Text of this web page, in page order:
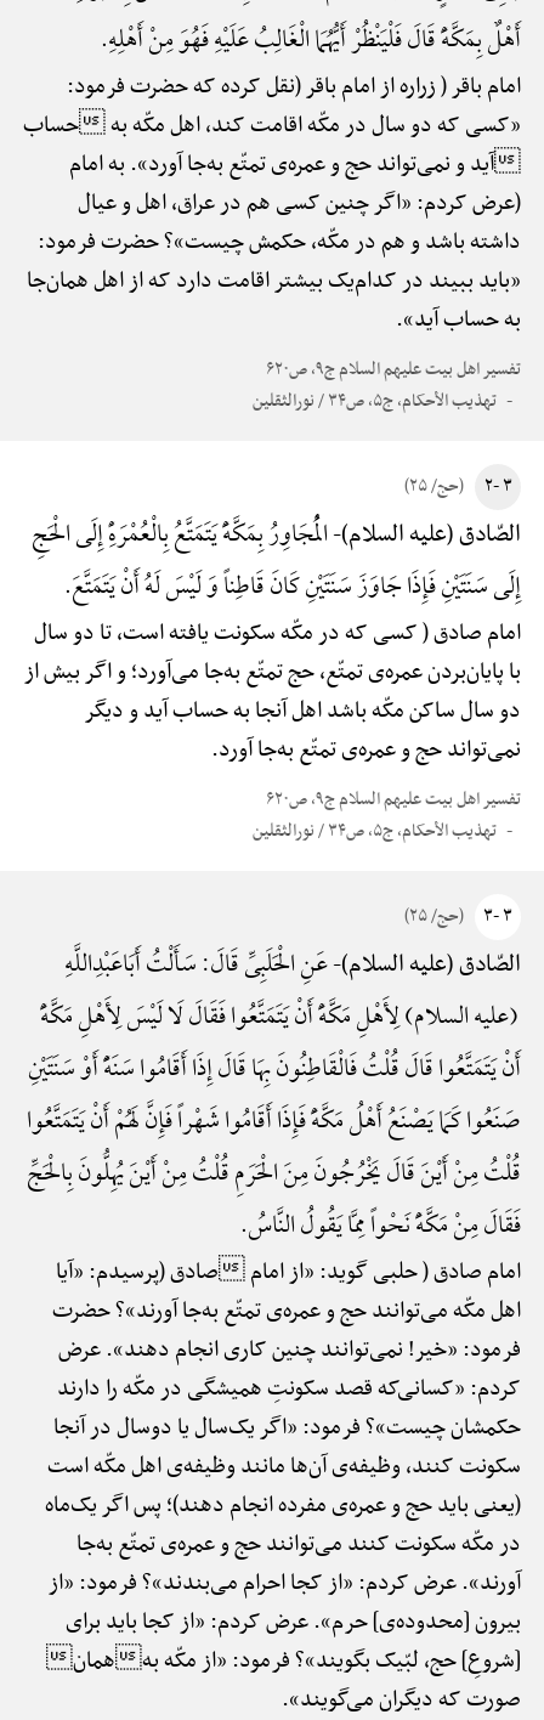
أَهْلٌ بِمَکَّهًَْ قَالَ فَلْیَنْظُرْ أَیُّهُمَا الْغَالِبُ عَلَیْهِ فَهُوَ مِنْ أَهْلِهِ.
امام باقر ( زراره از امام باقر (نقل کرده که حضرت فرمود:
«کسی که دو سال در مکّه اقامت کند، اهل مکّه به حساب
آید و نمی‌تواند حج و عمره‌ی تمتّع به‌جا آورد». به امام
(عرض کردم: «اگر چنین کسی هم در عراق، اهل و عیال
داشته باشد و هم در مکّه، حکمش چیست»؟ حضرت فرمود:
«باید ببیند در کدام‌یک بیشتر اقامت دارد که از اهل همان‌جا
به حساب آید».
تفسیر اهل بیت علیهم السلام ج۹، ص۶۲۰
تهذیب الأحکام، ج۵، ص۳۴ / نورالثقلین
۳ -۲ (حج/ ۲۵)
الصّادق (علیه السلام)-الْمُجَاوِرُ بِمَکَّهًَْ یَتَمَتَّعُ بِالْعُمْرَهًِْ إِلَی الْحَجِ
إِلَی سَنَتَیْنِ فَإِذَا جَاوَزَ سَنَتَیْنِ کَانَ قَاطِناً وَ لَیْسَ لَهُ أَنْ یَتَمَتَّعَ.
امام صادق ( کسی که در مکّه سکونت یافته است، تا دو سال
با پایان‌بردن عمره‌ی تمتّع، حج تمتّع به‌جا می‌آورد؛ و اگر بیش از
دو سال ساکن مکّه باشد اهل آنجا به حساب آید و دیگر
نمی‌تواند حج و عمره‌ی تمتّع به‌جا آورد.
تفسیر اهل بیت علیهم السلام ج۹، ص۶۲۰
تهذیب الأحکام، ج۵، ص۳۴ / نورالثقلین
۳ -۳ (حج/ ۲۵)
الصّادق (علیه السلام)-عَنِ الْحَلَبِیِّ قَالَ: سَأَلْتُ أَبَاعَبْدِ‌اللَّهِ
(علیه السلام) لِأَهْلِ مَکَّهًَْ أَنْ یَتَمَتَّعُوا فَقَالَ لَا لَیْسَ لِأَهْلِ مَکَّهًَْ
أَنْ یَتَمَتَّعُوا قَالَ قُلْتُ فَالْقَاطِنُونَ بِهَا قَالَ إِذَا أَقَامُوا سَنَهًًْ أَوْ سَنَتَیْنِ
صَنَعُوا کَمَا یَصْنَعُ أَهْلُ مَکَّهًَْ فَإِذَا أَقَامُوا شَهْراً فَإِنَّ لَهُمْ أَنْ یَتَمَتَّعُوا
قُلْتُ مِنْ أَیْنَ قَالَ یَخْرُجُونَ مِنَ الْحَرَمِ قُلْتُ مِنْ أَیْنَ یُهِلُّونَ بِالْحَجِّ
فَقَالَ مِنْ مَکَّهًَْ نَحْواً مِمَّا یَقُولُ النَّاسُ.
امام صادق ( حلبی گوید: «از امام صادق (پرسیدم: «آیا
اهل مکّه می‌توانند حج و عمره‌ی تمتّع به‌جا آورند»؟ حضرت
فرمود: «خیر! نمی‌توانند چنین کاری انجام دهند». عرض
کردم: «کسانی‌که قصد سکونتِ همیشگی در مکّه را دارند
حکمشان چیست»؟ فرمود: «اگر یک‌سال یا دوسال در آنجا
سکونت کنند، وظیفه‌ی آن‌ها مانند وظیفه‌ی اهل مکّه است
(یعنی باید حج و عمره‌ی مفرده انجام دهند)؛ پس اگر یک‌ماه
در مکّه سکونت کنند می‌توانند حج و عمره‌ی تمتّع به‌جا
آورند». عرض کردم: «از کجا احرام می‌بندند»؟ فرمود: «از
بیرون [محدوده‌ی] حرم». عرض کردم: «از کجا باید برای
[شروعِ] حج، لبّیک بگویند»؟ فرمود: «از مکّه بههمان
صورت که دیگران می‌گویند».